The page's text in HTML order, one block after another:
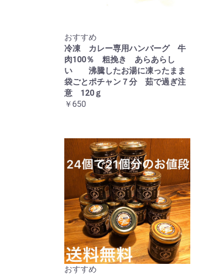
おすすめ
冷凍 カレー専用ハンバーグ 牛
肉100％ 粗挽き あらあらし
い 沸騰したお湯に凍ったまま
袋ごとポチャン７分 茹で過ぎ注
意 120ｇ
￥650
おすすめ